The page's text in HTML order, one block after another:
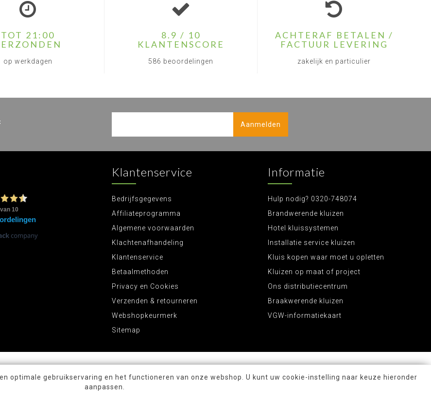
TOT 21:00
op werkdagen
8.9 / 10
KLANTENSCORE
586 beoordelingen
ACHTERAF BETALEN /
FACTUUR LEVERING
zakelijk en particulier
Aanmelden
Klantenservice
Bedrijfsgegevens
Affiliateprogramma
Algemene voorwaarden
Klachtenafhandeling
Klantenservice
Betaalmethoden
Privacy en Cookies
Verzenden & retourneren
Webshopkeurmerk
Sitemap
Informatie
Hulp nodig? 0320-748074
Brandwerende kluizen
Hotel kluissystemen
Installatie service kluizen
Kluis kopen waar moet u opletten
Kluizen op maat of project
Ons distributiecentrum
Braakwerende kluizen
VGW-informatiekaart
optimale gebruikservaring en het functioneren van onze webshop. U kunt uw cookie-instelling naar keuze hieronder
aanpassen.